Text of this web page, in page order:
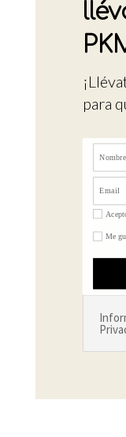
para
Me